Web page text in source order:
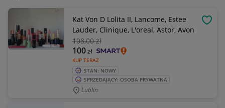
Kat Von D Lolita II, Lancome, Estee
Lauder, Clinique, L'oreal, Astor, Avon
108,00 zł
KUP TERAZ
100zł
STAN: NOWY
SPRZEDAJĄCY: OSOBA PRYWATNA
Lublin